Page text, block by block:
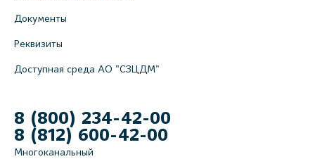
Документы
Реквизиты
Доступная среда АО "СЗЦДМ"
8 (800) 234-42-00
8 (812) 600-42-00
Многоканальный